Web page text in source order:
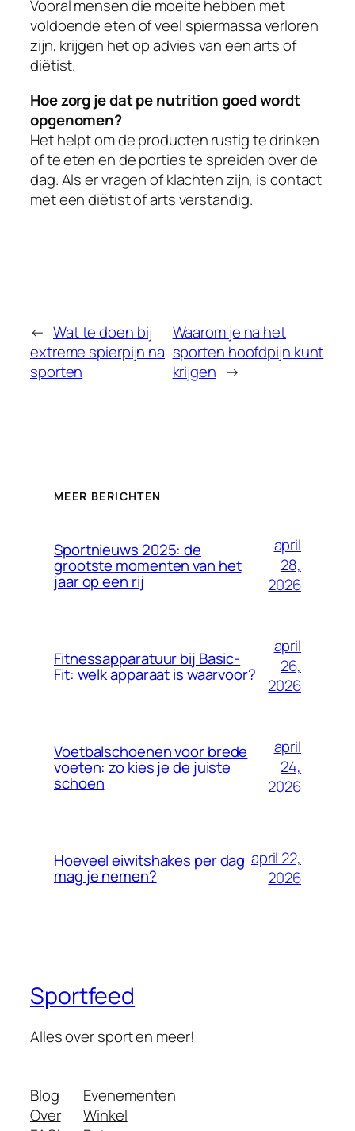
Vooral mensen die moeite hebben met
voldoende eten of veel spiermassa verloren
zijn, krijgen het op advies van een arts of
diëtist.
Hoe zorg je dat pe nutrition goed wordt
opgenomen?
Het helpt om de producten rustig te drinken
of te eten en de porties te spreiden over de
dag. Als er vragen of klachten zijn, is contact
met een diëtist of arts verstandig.
← Wat te doen bij
extreme spierpijn na
sporten
Waarom je na het
sporten hoofdpijn kunt
krijgen →
MEER BERICHTEN
Sportnieuws 2025: de
grootste momenten van het
jaar op een rij
april
28,
2026
Fitnessapparatuur bij Basic-
Fit: welk apparaat is waarvoor?
april
26,
2026
Voetbalschoenen voor brede
voeten: zo kies je de juiste
schoen
april
24,
2026
Hoeveel eiwitshakes per dag
mag je nemen?
april 22,
2026
Sportfeed
Alles over sport en meer!
Blog
Over
Evenementen
Winkel